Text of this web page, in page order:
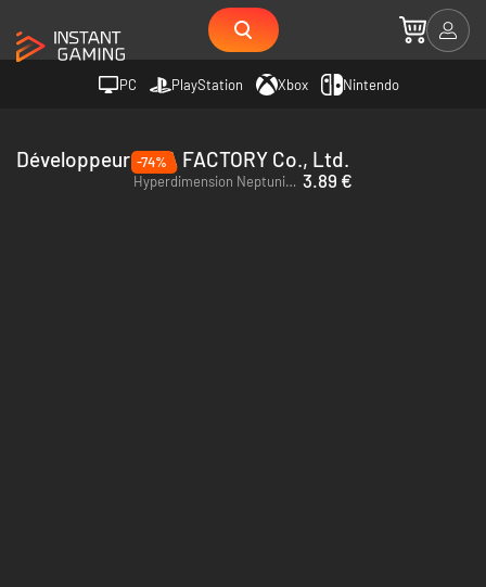
PC PlayStation Xbox Nintendo
Développeur IDEA FACTORY Co., Ltd.
-74%
Hyperdimension Neptunia Re;Birth1 - PC (Steam) 3.89 €